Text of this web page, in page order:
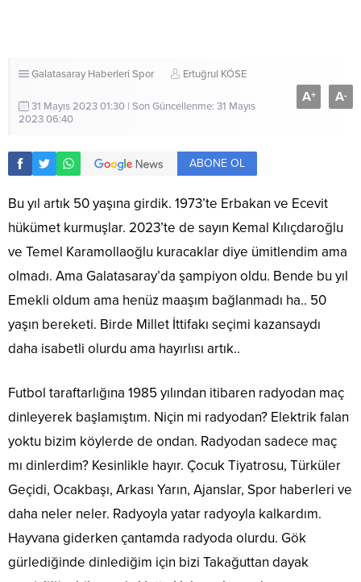
Galatasaray Haberleri Spor Ertuğrul KÖSE
31 Mayıs 2023 01:30 | Son Güncellenme: 31 Mayıs
2023 06:40
A+ A-
ABONE OL
Bu yıl artık 50 yaşına girdik. 1973’te Erbakan ve Ecevit
hükümet kurmuşlar. 2023’te de sayın Kemal Kılıçdaroğlu
ve Temel Karamollaoğlu kuracaklar diye ümitlendim ama
olmadı. Ama Galatasaray’da şampiyon oldu. Bende bu yıl
Emekli oldum ama henüz maaşım bağlanmadı ha.. 50
yaşın bereketi. Birde Millet İttifakı seçimi kazansaydı
daha isabetli olurdu ama hayırlısı artık..
Futbol taraftarlığına 1985 yılından itibaren radyodan maç
dinleyerek başlamıştım. Niçin mi radyodan? Elektrik falan
yoktu bizim köylerde de ondan. Radyodan sadece maç
mı dinlerdim? Kesinlikle hayır. Çocuk Tiyatrosu, Türküler
Geçidi, Ocakbaşı, Arkası Yarın, Ajanslar, Spor haberleri ve
daha neler neler. Radyoyla yatar radyoyla kalkardım.
Hayvana giderken çantamda radyoda olurdu. Gök
gürlediğinde dinlediğim için bizi Takağuttan dayak